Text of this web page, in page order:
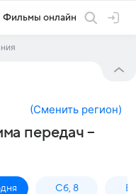
Фильмы онлайн
(Сменить регион)
передач –
Сб, 8